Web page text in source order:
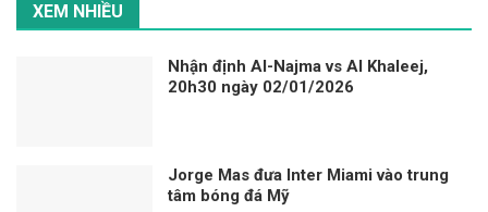
XEM NHIỀU
Nhận định Al-Najma vs Al Khaleej,
20h30 ngày 02/01/2026
Jorge Mas đưa Inter Miami vào trung
tâm bóng đá Mỹ